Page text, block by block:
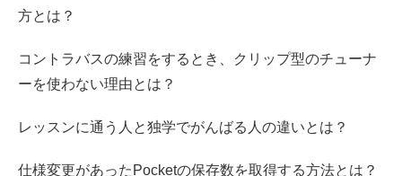
方とは？
コントラバスの練習をするとき、クリップ型のチューナ
ーを使わない理由とは？
レッスンに通う人と独学でがんばる人の違いとは？
仕様変更があったPocketの保存数を取得する方法とは？